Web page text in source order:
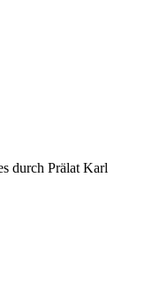
durch Prälat Karl